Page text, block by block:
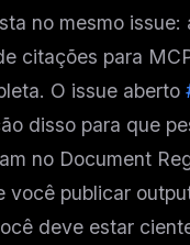
no mesmo issue:
citações para
O issue aberto
disso para que
no Document
você publicar
deve estar